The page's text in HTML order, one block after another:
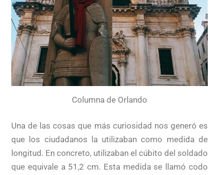
Columna de Orlando
Una de las cosas que más curiosidad nos generó es
que los ciudadanos la utilizaban como medida de
longitud. En concreto, utilizaban el cúbito del soldado
que equivale a 51,2 cm. Esta medida se llamó codo